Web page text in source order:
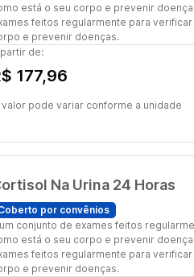
está o seu corpo e prevenir
feitos regularmente para
e prevenir doenças.
de:
177,96
valor pode variar conforme a unidade
Na Urina 24 Horas
por convênios
um conjunto de exames feitos
está o seu corpo e prevenir
feitos regularmente para
e prevenir doenças.